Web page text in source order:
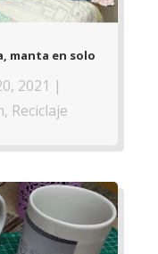
manta en solo
2021 |
, Reciclaje